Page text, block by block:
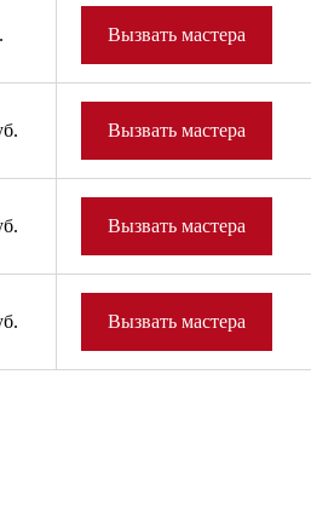
Вызвать мастера
Вызвать мастера
Вызвать мастера
Вызвать мастера